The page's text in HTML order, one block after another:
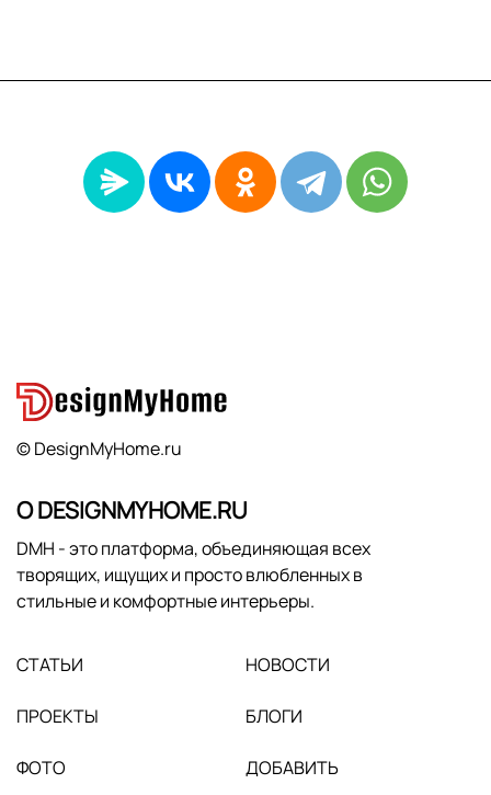
© DesignMyHome.ru
О DESIGNMYHOME.RU
DMH - это платформа, объединяющая всех
творящих, ищущих и просто влюбленных в
стильные и комфортные интерьеры.
СТАТЬИ НОВОСТИ
ПРОЕКТЫ БЛОГИ
ФОТО ДОБАВИТЬ